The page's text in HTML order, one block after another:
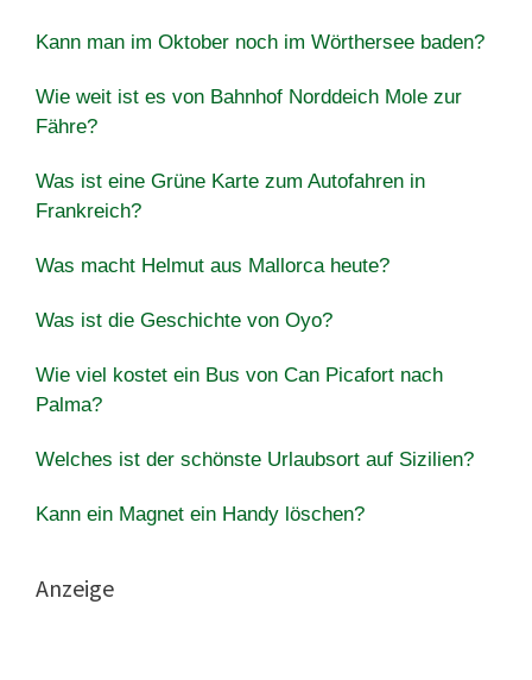
Kann man im Oktober noch im Wörthersee baden?
Wie weit ist es von Bahnhof Norddeich Mole zur
Fähre?
Was ist eine Grüne Karte zum Autofahren in
Frankreich?
Was macht Helmut aus Mallorca heute?
Was ist die Geschichte von Oyo?
Wie viel kostet ein Bus von Can Picafort nach
Palma?
Welches ist der schönste Urlaubsort auf Sizilien?
Kann ein Magnet ein Handy löschen?
Anzeige